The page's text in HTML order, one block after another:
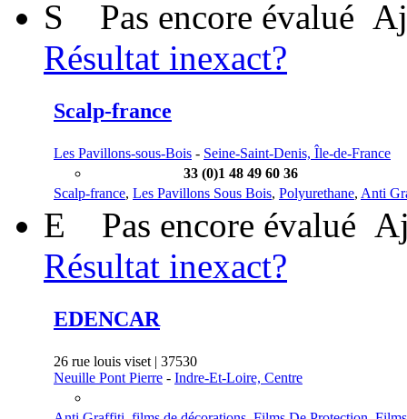
S Pas encore évalué
Résultat inexact?
Scalp-france
Les Pavillons-sous-Bois - Seine-Saint-Denis, Île-de-France
33 (0)1 48 49 60 36
Scalp-france, Les Pavillons Sous Bois, Polyurethane, Anti
E Pas encore évalué
Résultat inexact?
EDENCAR
26 rue louis viset | 37530
Neuille Pont Pierre - Indre-Et-Loire, Centre